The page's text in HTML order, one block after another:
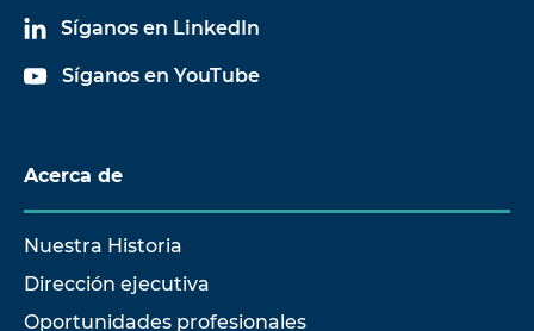
Síganos en LinkedIn
Síganos en YouTube
Acerca de
Nuestra Historia
Dirección ejecutiva
Oportunidades profesionales